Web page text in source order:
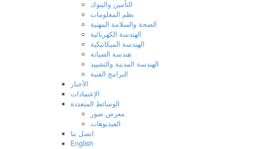
التأمين والبنوك
نظم المعلومات
الصحة والسلامة المهنية
الهندسة الكهربائية
الهندسة الميكانيكية
هندسة الصيانة
الهندسة المدنية والتشييد
البرامج الفنية
الأخبار
الإعتمادات
الوسائط المتعددة
معرض صور
الفيديوهات
اتصل بنا
English